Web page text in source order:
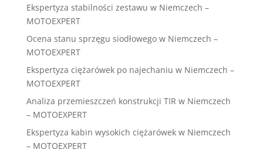
Ekspertyza stabilności zestawu w Niemczech –
MOTOEXPERT
Ocena stanu sprzęgu siodłowego w Niemczech –
MOTOEXPERT
Ekspertyza ciężarówek po najechaniu w Niemczech –
MOTOEXPERT
Analiza przemieszczeń konstrukcji TIR w Niemczech
– MOTOEXPERT
Ekspertyza kabin wysokich ciężarówek w Niemczech
– MOTOEXPERT